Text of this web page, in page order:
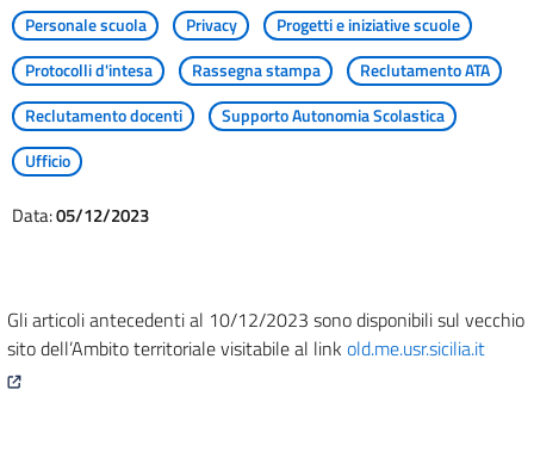
Personale scuola
Privacy
Progetti e iniziative scuole
Protocolli d'intesa
Rassegna stampa
Reclutamento ATA
Reclutamento docenti
Supporto Autonomia Scolastica
Ufficio
Data:05/12/2023
Gli articoli antecedenti al 10/12/2023 sono disponibili sul vecchio
sito dell’Ambito territoriale visitabile al link old.me.usr.sicilia.it